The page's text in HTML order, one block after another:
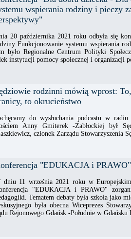
wspierania rodziny i pieczy
20 października 2021 roku odbyła się
Funkcjonowanie systemu wspierania
było Regionalne Centrum Polityki
instytucji pomocy społecznej i organizacji
rodzinni mówią wprost:
to okrucieństwo
do wysłuchania podcastu w
Anny Gmiterek -Zabłockiej był
członek Zarządu Stowarzyszenia
"EDUKACJA i
dniu 11 września 2021 roku w
"EDUKACJA i PRAWO"
Tematem debaty była szkoła jako
była obecna Wiceprezes
Rejonowego Gdańsk -Południe w